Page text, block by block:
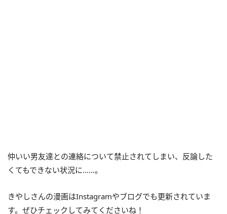
仲いい男友達との連絡について禁止されてしまい、反論した
くてもできない状況に……。
きやしさんの漫画はInstagramやブログでも更新されていま
す。ぜひチェックしてみてくださいね！